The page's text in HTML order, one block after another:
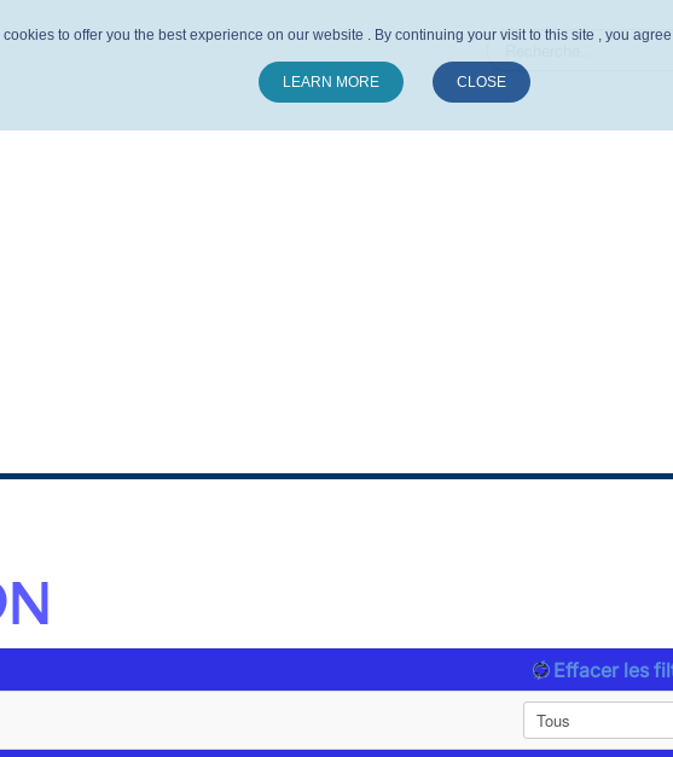
Effacer les
cookies to offer you the best experience on our website . By continuing your visit to this site , you
LEARN MORE CLOSE